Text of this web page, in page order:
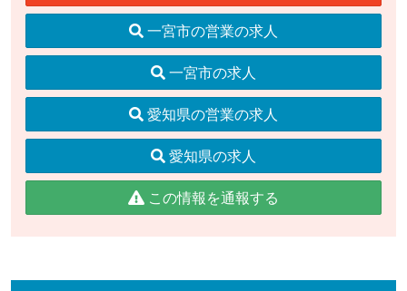
一宮市の営業の求人
一宮市の求人
愛知県の営業の求人
愛知県の求人
この情報を通報する